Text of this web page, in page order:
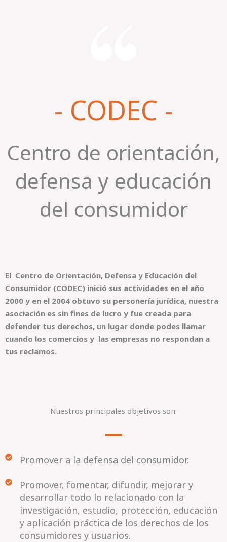
- CODEC -
Centro de orientación,
defensa y educación
del consumidor
El Centro de Orientación, Defensa y Educación del
Consumidor (CODEC) inició sus actividades en el año
2000 y en el 2004 obtuvo su personería jurídica, nuestra
asociación es sin fines de lucro y fue creada para
defender tus derechos, un lugar donde podes llamar
cuando los comercios y las empresas no respondan a
tus reclamos.
Nuestros principales objetivos son:
Promover a la defensa del consumidor.
Promover, fomentar, difundir, mejorar y
desarrollar todo lo relacionado con la
investigación, estudio, protección, educación
y aplicación práctica de los derechos de los
consumidores y usuarios.